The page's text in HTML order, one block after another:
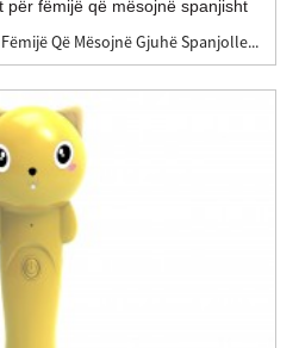
Që Mësojnë Gjuhë Spanjolle...